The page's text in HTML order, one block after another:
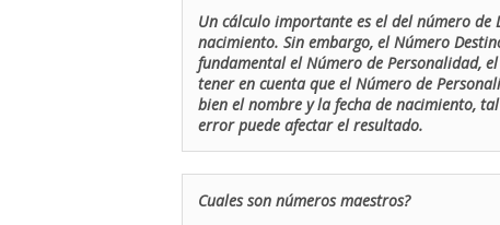
Un cálculo importante es el del número
nacimiento. Sin embargo, el Número
fundamental el Número de Personalidad,
tener en cuenta que el Número de
bien el nombre y la fecha de nacimiento,
error puede afectar el resultado.
Cuales son números maestros?